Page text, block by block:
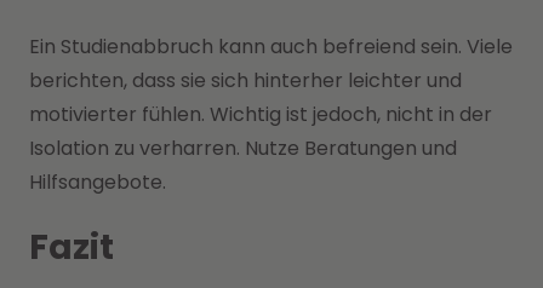
Ein Studienabbruch kann auch befreiend sein. Viele
berichten, dass sie sich hinterher leichter und
motivierter fühlen. Wichtig ist jedoch, nicht in der
Isolation zu verharren. Nutze Beratungen und
Hilfsangebote.
Fazit